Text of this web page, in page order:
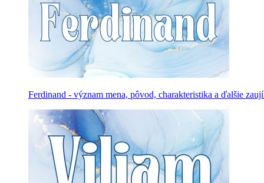
Ferdinand - význam mena, pôvod, charakteristika a ďalšie